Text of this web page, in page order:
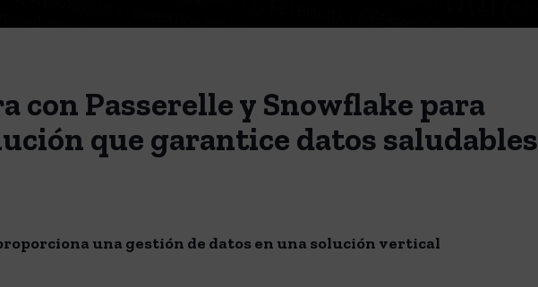
con Passerelle y Snowflake para
que garantice datos saludables
una gestión de datos en una solución vertical